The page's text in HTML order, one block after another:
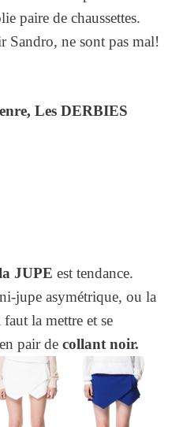
paire de chaussettes.
Sandro, ne sont pas mal!
Les DERBIES
JUPE est tendance.
jupe asymétrique, ou la
la mettre et se
pair de collant noir.